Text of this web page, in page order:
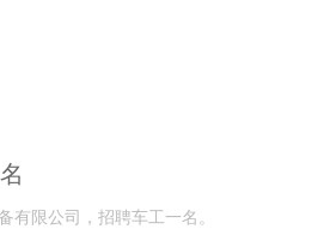
有限公司，招聘车工一名。